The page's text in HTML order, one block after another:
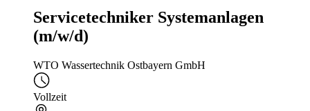
Servicetechniker Systemanlagen
(m/w/d)
WTO Wassertechnik Ostbayern GmbH
Vollzeit